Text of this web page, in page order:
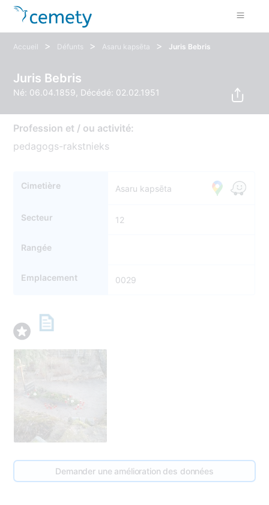
Accueil > Défunts > Asaru kapsēta > Juris Bebris
Juris Bebris
Né: 06.04.1859, Décédé: 02.02.1951
Profession et / ou activité:
pedagogs-rakstnieks
Cimetière Asaru kapsēta
Secteur 12
Rangée
Emplacement 0029
Demander une amélioration des données